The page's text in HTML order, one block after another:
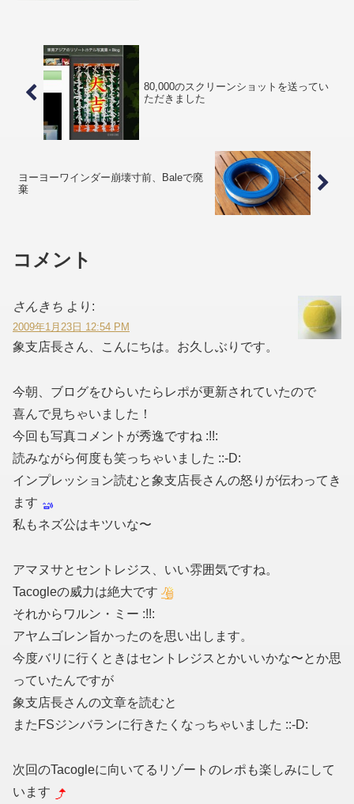
80,000のスクリーンショットを送ってい
ただきました
ヨーヨーワインダー崩壊寸前、Baleで廃
棄
コメント
さんきち より:
2009年1月23日 12:54 PM
象支店長さん、こんにちは。お久しぶりです。
今朝、ブログをひらいたらレポが更新されていたので
喜んで見ちゃいました！
今回も写真コメントが秀逸ですね :!!:
読みながら何度も笑っちゃいました ::-D:
インプレッション読むと象支店長さんの怒りが伝わってき
ます
私もネズ公はキツいな〜
アマヌサとセントレジス、いい雰囲気ですね。
Tacogleの威力は絶大です
それからワルン・ミー :!!:
アヤムゴレン旨かったのを思い出します。
今度バリに行くときはセントレジスとかいいかな〜とか思
っていたんですが
象支店長さんの文章を読むと
またFSジンバランに行きたくなっちゃいました ::-D:
次回のTacogleに向いてるリゾートのレポも楽しみにして
います